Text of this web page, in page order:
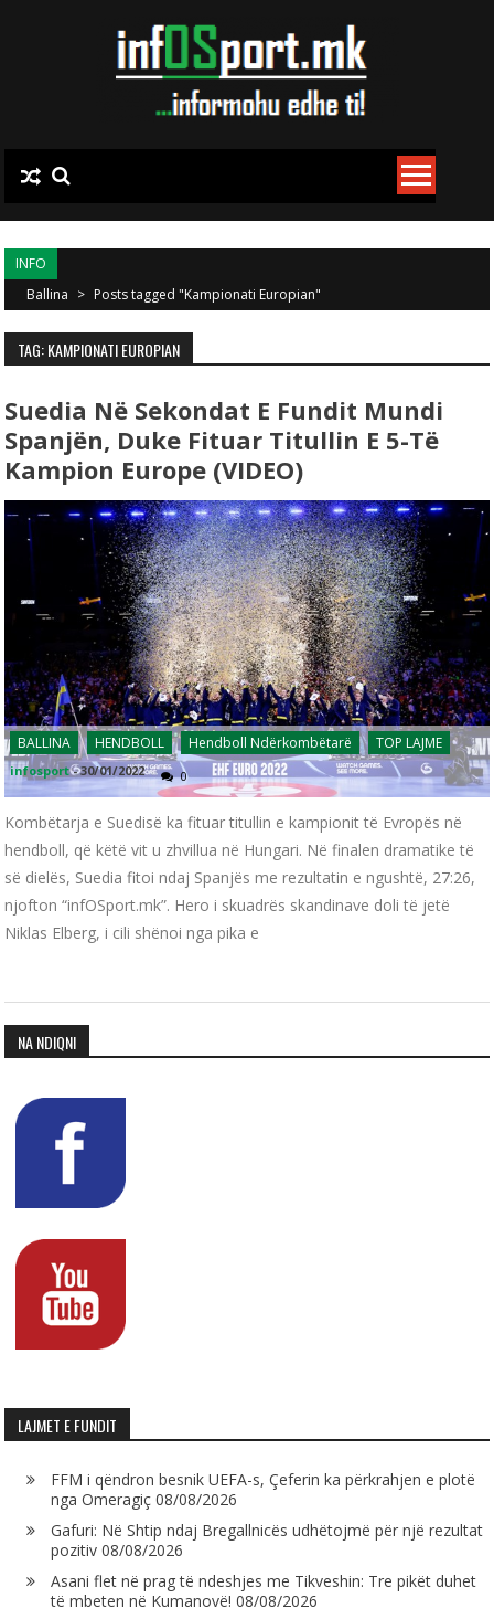
INFO
Ballina > Posts tagged "Kampionati Europian"
TAG: KAMPIONATI EUROPIAN
Suedia Në Sekondat E Fundit Mundi
Spanjën, Duke Fituar Titullin E 5-Të
Kampion Europe (VIDEO)
BALLINA HENDBOLL Hendboll Ndërkombëtarë TOP LAJME
infosport -30/01/2022 0
Kombëtarja e Suedisë ka fituar titullin e kampionit të Evropës në
hendboll, që këtë vit u zhvillua në Hungari. Në finalen dramatike të
së dielës, Suedia fitoi ndaj Spanjës me rezultatin e ngushtë, 27:26,
njofton “infOSport.mk”. Hero i skuadrës skandinave doli të jetë
Niklas Elberg, i cili shënoi nga pika e
NA NDIQNI
LAJMET E FUNDIT
FFM i qëndron besnik UEFA-s, Çeferin ka përkrahjen e plotë
nga Omeragiç 08/08/2026
Gafuri: Në Shtip ndaj Bregallnicës udhëtojmë për një rezultat
pozitiv 08/08/2026
Asani flet në prag të ndeshjes me Tikveshin: Tre pikët duhet
të mbeten në Kumanovë! 08/08/2026